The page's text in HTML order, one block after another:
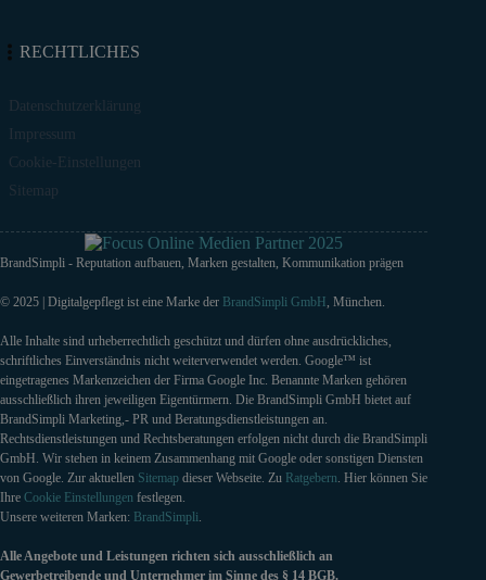
RECHTLICHES
Datenschutzerklärung
Impressum
Cookie-Einstellungen
Sitemap
BrandSimpli - Reputation aufbauen, Marken gestalten, Kommunikation prägen
© 2025 | Digitalgepflegt ist eine Marke der BrandSimpli GmbH , München.
Alle Inhalte sind urheberrechtlich geschützt und dürfen ohne ausdrückliches,
schriftliches Einverständnis nicht weiterverwendet werden. Google™ ist
eingetragenes Markenzeichen der Firma Google Inc. Benannte Marken gehören
ausschließlich ihren jeweiligen Eigentürmern. Die BrandSimpli GmbH bietet auf
BrandSimpli Marketing,- PR und Beratungsdienstleistungen an.
Rechtsdienstleistungen und Rechtsberatungen erfolgen nicht durch die BrandSimpli
GmbH. Wir stehen in keinem Zusammenhang mit Google oder sonstigen Diensten
von Google. Zur aktuellen Sitemap dieser Webseite. Zu Ratgebern. Hier können Sie
Ihre Cookie Einstellungen festlegen.
Unsere weiteren Marken: BrandSimpli.
Alle Angebote und Leistungen richten sich ausschließlich an
Gewerbetreibende und Unternehmer im Sinne des § 14 BGB.